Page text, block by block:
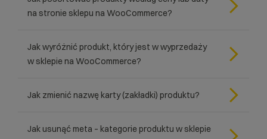
na stronie sklepu na WooCommerce?
Jak wyróżnić produkt, który jest w wyprzedaży
w sklepie na WooCommerce?
Jak zmienić nazwę karty (zakładki) produktu?
Jak usunąć meta – kategorie produktu w sklepie